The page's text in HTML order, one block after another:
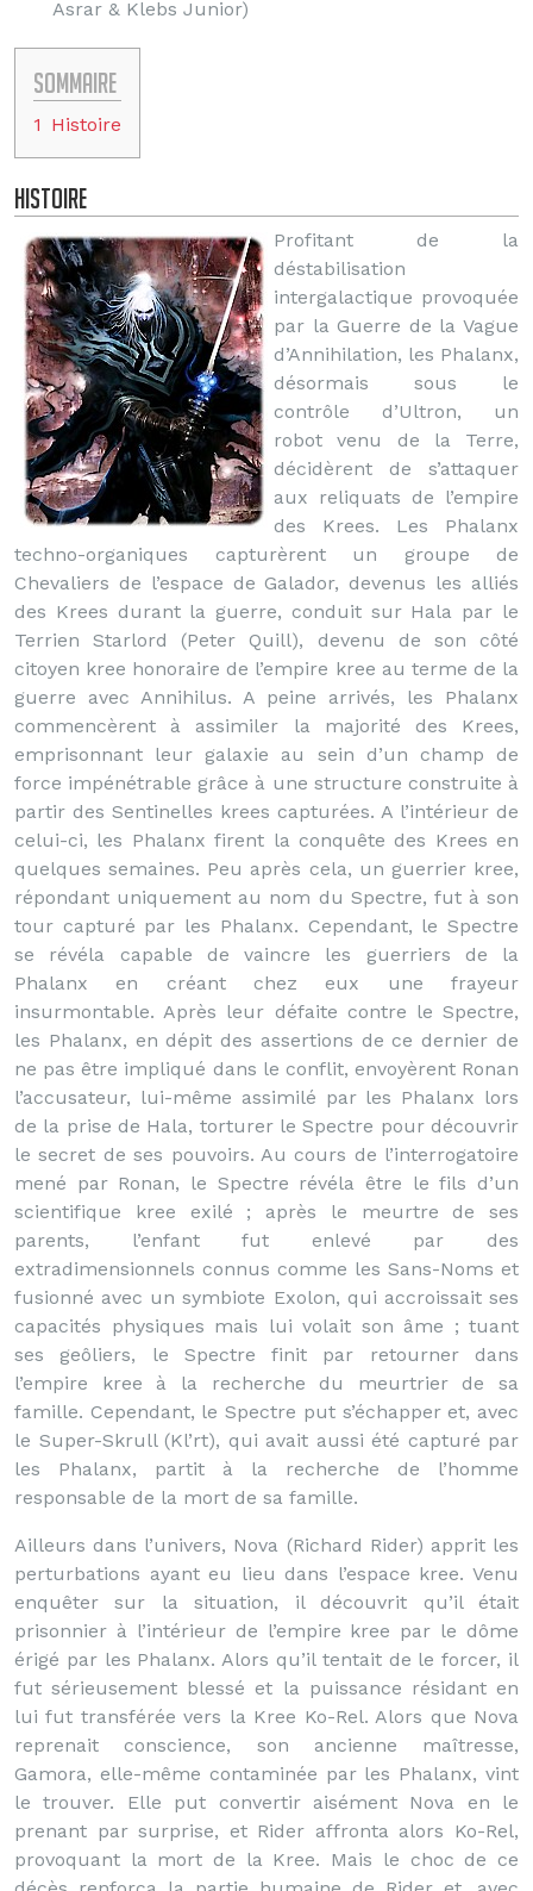
Asrar & Klebs Junior)
Sommaire
1 Histoire
Histoire
Profitant de la
déstabilisation
intergalactique provoquée
par la Guerre de la Vague
d’Annihilation, les Phalanx,
désormais sous le
contrôle d’Ultron, un
robot venu de la Terre,
décidèrent de s’attaquer
aux reliquats de l’empire
des Krees. Les Phalanx
techno-organiques capturèrent un groupe de
Chevaliers de l’espace de Galador, devenus les alliés
des Krees durant la guerre, conduit sur Hala par le
Terrien Starlord (Peter Quill), devenu de son côté
citoyen kree honoraire de l’empire kree au terme de la
guerre avec Annihilus. A peine arrivés, les Phalanx
commencèrent à assimiler la majorité des Krees,
emprisonnant leur galaxie au sein d’un champ de
force impénétrable grâce à une structure construite à
partir des Sentinelles krees capturées. A l’intérieur de
celui-ci, les Phalanx firent la conquête des Krees en
quelques semaines. Peu après cela, un guerrier kree,
répondant uniquement au nom du Spectre, fut à son
tour capturé par les Phalanx. Cependant, le Spectre
se révéla capable de vaincre les guerriers de la
Phalanx en créant chez eux une frayeur
insurmontable. Après leur défaite contre le Spectre,
les Phalanx, en dépit des assertions de ce dernier de
ne pas être impliqué dans le conflit, envoyèrent Ronan
l’accusateur, lui-même assimilé par les Phalanx lors
de la prise de Hala, torturer le Spectre pour découvrir
le secret de ses pouvoirs. Au cours de l’interrogatoire
mené par Ronan, le Spectre révéla être le fils d’un
scientifique kree exilé ; après le meurtre de ses
parents, l’enfant fut enlevé par des
extradimensionnels connus comme les Sans-Noms et
fusionné avec un symbiote Exolon, qui accroissait ses
capacités physiques mais lui volait son âme ; tuant
ses geôliers, le Spectre finit par retourner dans
l’empire kree à la recherche du meurtrier de sa
famille. Cependant, le Spectre put s’échapper et, avec
le Super-Skrull (Kl’rt), qui avait aussi été capturé par
les Phalanx, partit à la recherche de l’homme
responsable de la mort de sa famille.
Ailleurs dans l’univers, Nova (Richard Rider) apprit les
perturbations ayant eu lieu dans l’espace kree. Venu
enquêter sur la situation, il découvrit qu’il était
prisonnier à l’intérieur de l’empire kree par le dôme
érigé par les Phalanx. Alors qu’il tentait de le forcer, il
fut sérieusement blessé et la puissance résidant en
lui fut transférée vers la Kree Ko-Rel. Alors que Nova
reprenait conscience, son ancienne maîtresse,
Gamora, elle-même contaminée par les Phalanx, vint
le trouver. Elle put convertir aisément Nova en le
prenant par surprise, et Rider affronta alors Ko-Rel,
provoquant la mort de la Kree. Mais le choc de ce